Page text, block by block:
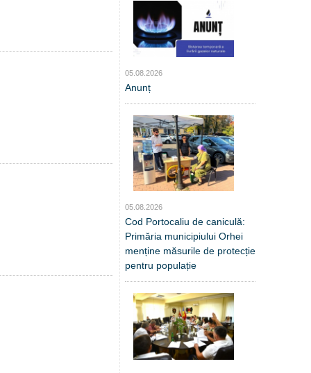
05.08.2026
Anunț
05.08.2026
Cod Portocaliu de caniculă:
Primăria municipiului Orhei
menține măsurile de protecție
pentru populație